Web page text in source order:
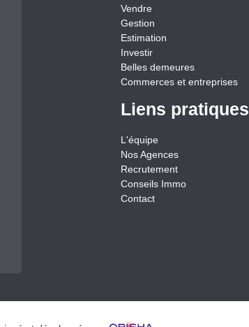
Vendre
Gestion
Estimation
Investir
Belles demeures
Commerces et entreprises
Liens pratiques
L'équipe
Nos Agences
Recrutement
Conseils Immo
Contact